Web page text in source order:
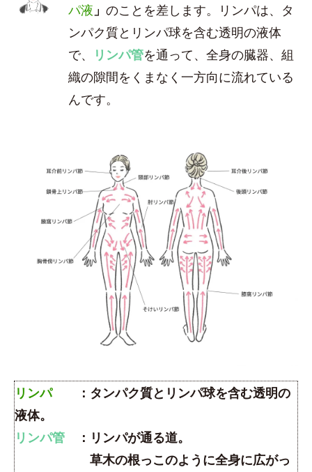
パ液 」のことを差します。リンパは、タ
ンパク質とリンパ球を含む透明の液体
で、
リンパ管を通って、全身の臓器、組
織の隙間をくまなく一方向に流れている
んです。
リンパ：タンパク質とリンパ球を含む透明の
液体。
リンパ管 ：リンパが通る道。
草木の根っこのように全身に広がっ